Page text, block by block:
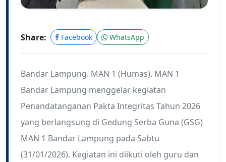
Share: Facebook WhatsApp
Bandar Lampung. MAN 1 (Humas). MAN 1
Bandar Lampung menggelar kegiatan
Penandatanganan Pakta Integritas Tahun 2026
yang berlangsung di Gedung Serba Guna (GSG)
MAN 1 Bandar Lampung pada Sabtu
(31/01/2026). Kegiatan ini diikuti oleh guru dan